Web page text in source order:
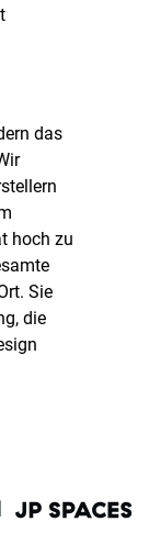
das
hoch zu
Sie
die